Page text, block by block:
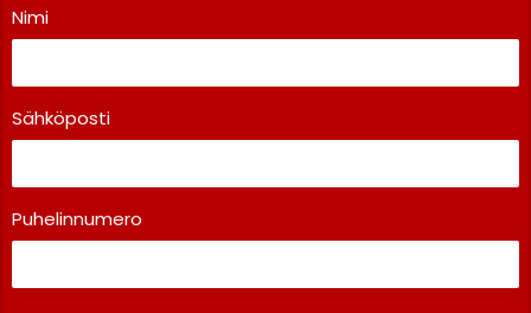
Nimi
Sähköposti
Puhelinnumero